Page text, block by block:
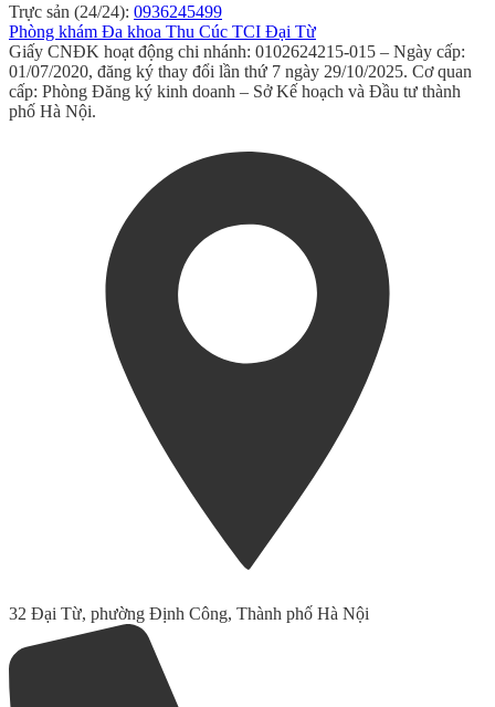
Trực sản (24/24): 0936245499
Phòng khám Đa khoa Thu Cúc TCI Đại Từ
Giấy CNĐK hoạt động chi nhánh: 0102624215-015 – Ngày cấp:
01/07/2020, đăng ký thay đổi lần thứ 7 ngày 29/10/2025. Cơ quan
cấp: Phòng Đăng ký kinh doanh – Sở Kế hoạch và Đầu tư thành
phố Hà Nội.
32 Đại Từ, phường Định Công, Thành phố Hà Nội